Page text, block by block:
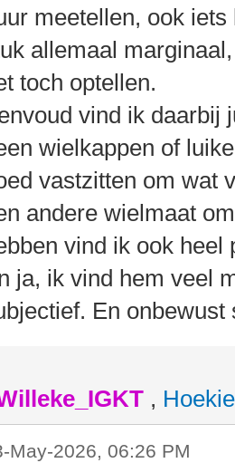
meetellen, ook
allemaal
toch optellen.
vind ik daarbij
wielkappen of
vastzitten om wat
andere wielmaat
vind ik ook heel
ja, ik vind hem veel
En
, Hoekie
May-2026, 06:26 PM